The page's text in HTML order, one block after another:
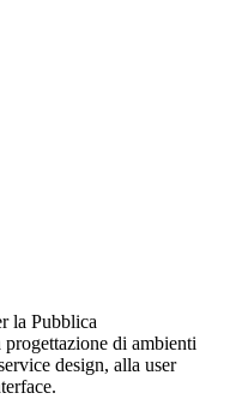
la Pubblica
di ambienti
design, alla user